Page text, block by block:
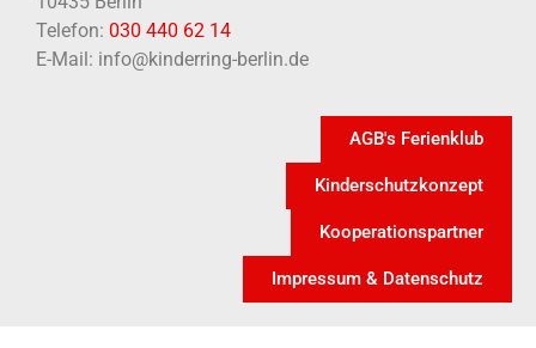
Telefon: 030 440 62 14
E-Mail: info@kinderring-berlin.de
AGB's Ferienklub
Kinderschutzkonzept
Kooperationspartner
Impressum & Datenschutz